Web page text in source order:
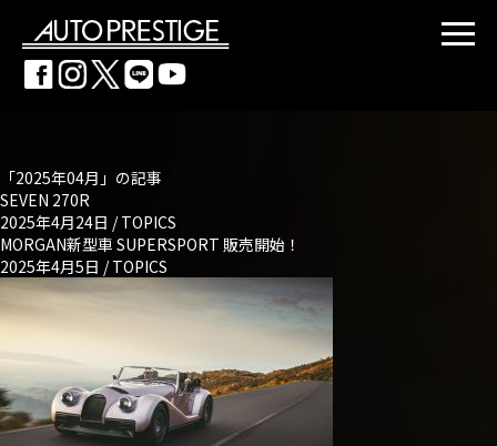
「2025年04月」の記事
SEVEN 270R
2025年4月24日 /TOPICS
MORGAN新型車 SUPERSPORT 販売開始！
2025年4月5日 /TOPICS